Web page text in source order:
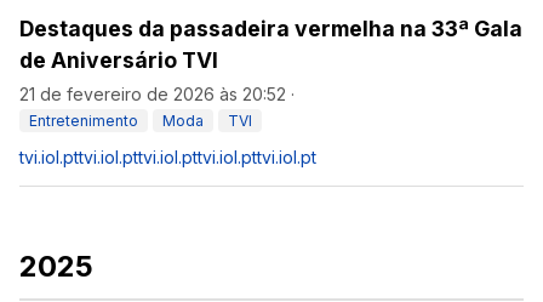
Destaques da passadeira vermelha na 33ª Gala
de Aniversário TVI
21 de fevereiro de 2026 às 20:52 ·
Entretenimento Moda TVI
tvi.iol.pttvi.iol.pttvi.iol.pttvi.iol.pttvi.iol.pt
2025